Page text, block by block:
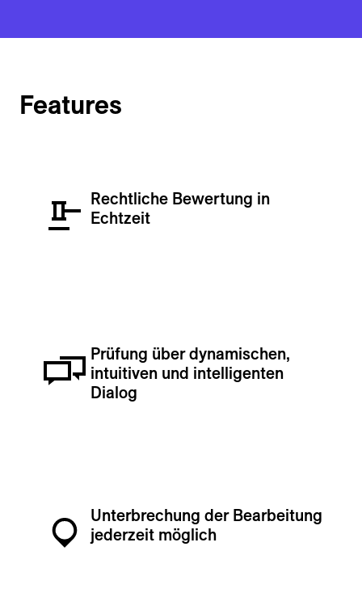
Features
Rechtliche Bewertung in
Echtzeit
Prüfung über dynamischen,
intuitiven und intelligenten
Dialog
Unterbrechung der Bearbeitung
jederzeit möglich